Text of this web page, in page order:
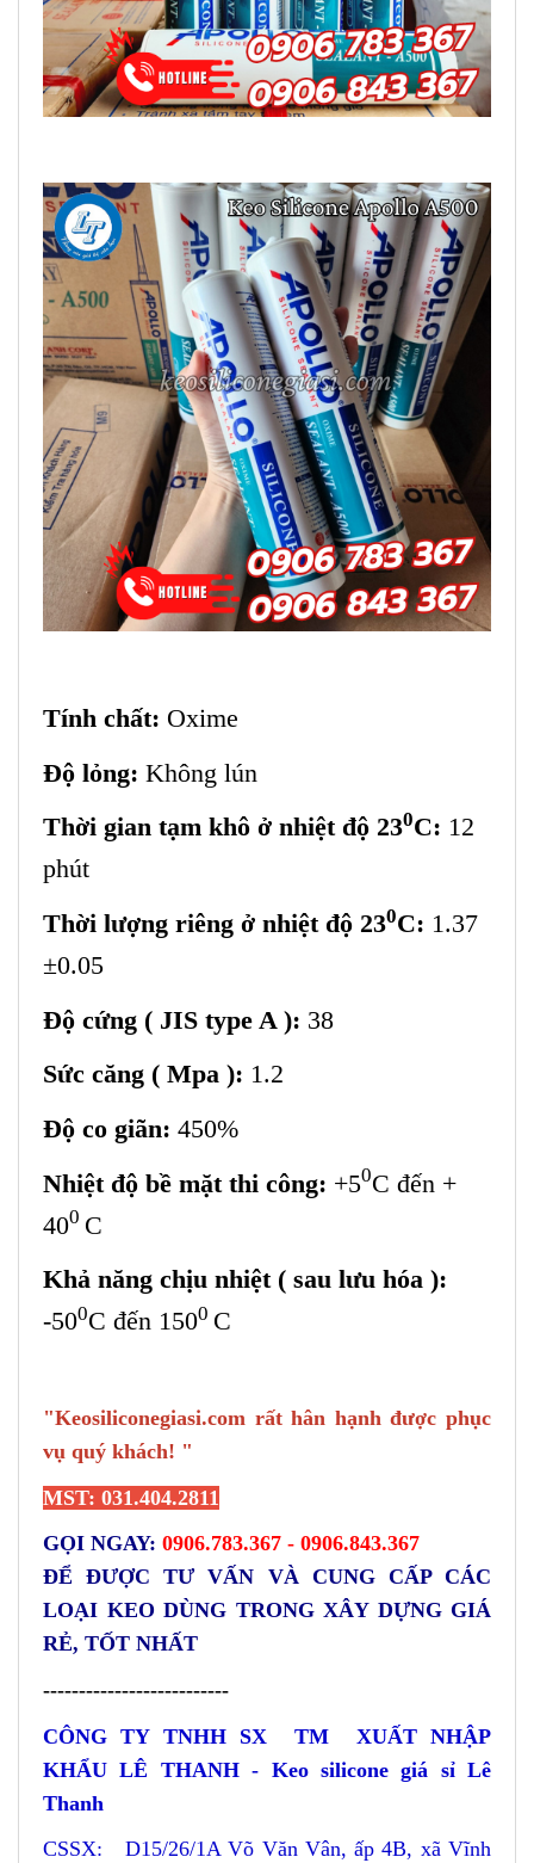
Tính chất: Oxime
Độ lỏng: Không lún
Thời gian tạm khô ở nhiệt độ 230C: 12
phút
Thời lượng riêng ở nhiệt độ 230C: 1.37
±0.05
Độ cứng ( JIS type A ): 38
Sức căng ( Mpa ): 1.2
Độ co giãn: 450%
Nhiệt độ bề mặt thi công: +50C đến +
400 C
Khả năng chịu nhiệt ( sau lưu hóa ):
-500C đến 1500 C
"Keosiliconegiasi.com rất hân hạnh được phục
vụ quý khách! "
MST: 031.404.2811
GỌI NGAY: 0906.783.367 - 0906.843.367
ĐỂ ĐƯỢC TƯ VẤN VÀ CUNG CẤP CÁC
LOẠI KEO DÙNG TRONG XÂY DỰNG GIÁ
RẺ, TỐT NHẤT
--------------------------
CÔNG TY TNHH SX TM XUẤT NHẬP
KHẨU LÊ THANH - Keo silicone giá sỉ Lê
Thanh
CSSX: D15/26/1A Võ Văn Vân, ấp 4B, xã Vĩnh